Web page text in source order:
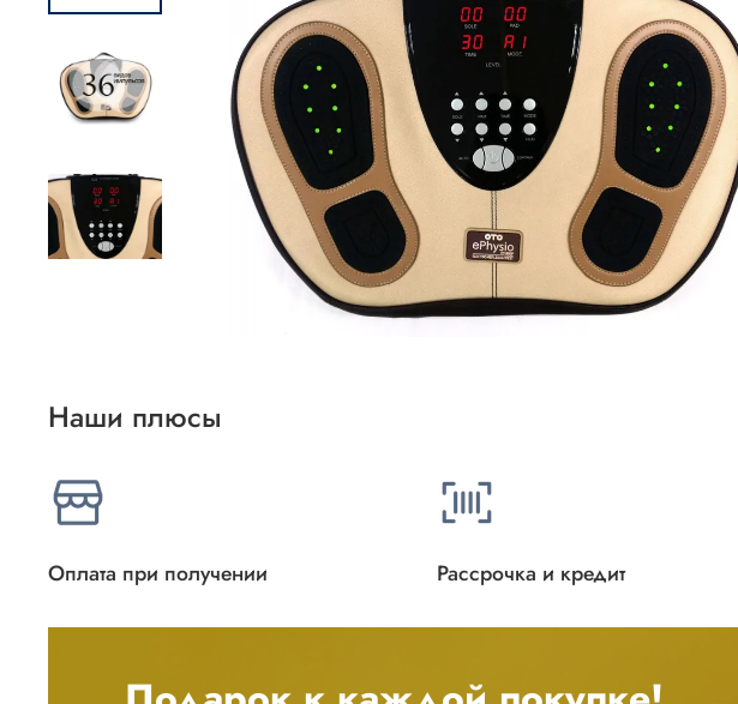
Наши плюсы
Оплата при получении Рассрочка и кредит